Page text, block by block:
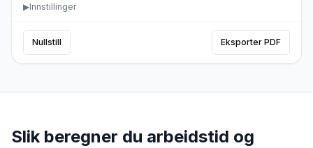
▶Innstillinger
Nullstill Eksporter PDF
Slik beregner du arbeidstid og